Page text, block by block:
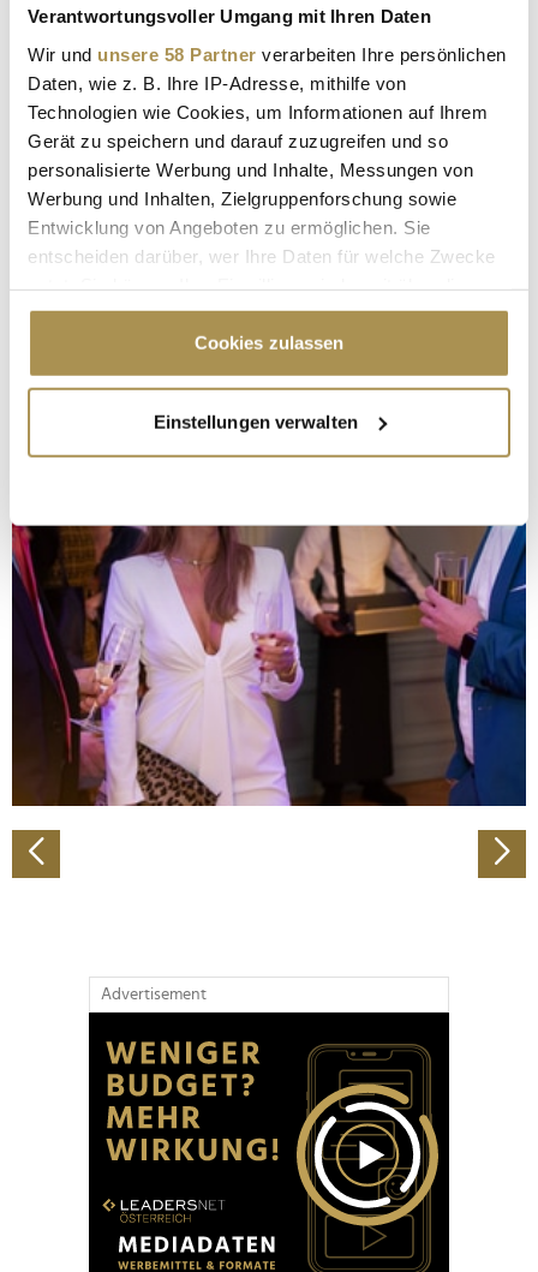
Verantwortungsvoller Umgang mit Ihren Daten
Wir und unsere 58 Partner verarbeiten Ihre persönlichen
Daten, wie z. B. Ihre IP-Adresse, mithilfe von
Technologien wie Cookies, um Informationen auf Ihrem
Gerät zu speichern und darauf zuzugreifen und so
personalisierte Werbung und Inhalte, Messungen von
Werbung und Inhalten, Zielgruppenforschung sowie
Entwicklung von Angeboten zu ermöglichen. Sie
entscheiden darüber, wer Ihre Daten für welche Zwecke
Cookie-Erklärung oder durch Klicken auf das Privacy
Trigger Symbol ändern oder widerrufen
Informationen über Ihre geografische Lage
erfassen, welche bis auf einige Meter genau sein
bestimmten Merkmalen (Fingerprinting) identifizieren
Erfahren Sie mehr darüber, wie Ihre persönlichen Daten
verarbeitet werden, und legen Sie Ihre Präferenzen im
Abschnitt Einzelheiten fest.
Wir verwenden Cookies, um Inhalte und Anzeigen zu
personalisieren, Funktionen für soziale Medien anbieten
zu können und die Zugriffe auf unsere Website zu
analysieren. Außerdem geben wir Informationen zu Ihrer
Verwendung unserer Website an unsere Partner für
soziale Medien, Werbung und Analysen weiter. Unsere
Partner führen diese Informationen möglicherweise mit
Cookies zulassen
Einstellungen verwalten
Advertisement